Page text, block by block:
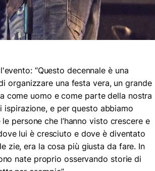
“Questo decennale è una
organizzare una festa vera, un grande
come uomo e come parte della nostra
e per questo abbiamo
persone che l’hanno visto crescere e
lui è cresciuto e dove è diventato
zie, era la cosa più giusta da fare. In
nate proprio osservando storie di